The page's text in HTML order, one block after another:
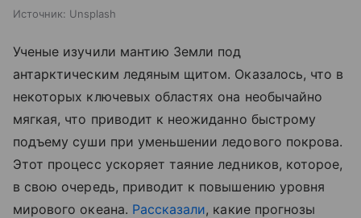
Источник: Unsplash
Ученые изучили мантию Земли под
антарктическим ледяным щитом. Оказалось, что в
некоторых ключевых областях она необычайно
мягкая, что приводит к неожиданно быстрому
подъему суши при уменьшении ледового покрова.
Этот процесс ускоряет таяние ледников, которое,
в свою очередь, приводит к повышению уровня
мирового океана. Рассказали, какие прогнозы